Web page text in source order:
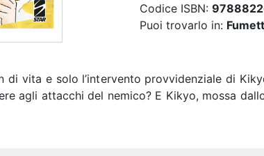
Codice ISBN:
Puoi trovarlo in:
di vita e solo l’intervento provvidenziale di
agli attacchi del nemico? E Kikyo, mossa